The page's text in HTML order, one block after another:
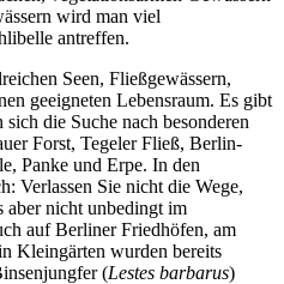
wird man viel
antreffen.
Seen, Fließgewässern,
geeigneten Lebensraum. Es gibt
die Suche nach besonderen
Forst, Tegeler Fließ, Berlin-
Panke und Erpe. In den
Verlassen Sie nicht die Wege,
aber nicht unbedingt im
auf Berliner Friedhöfen, am
Kleingärten wurden bereits
(Lestes barbarus)